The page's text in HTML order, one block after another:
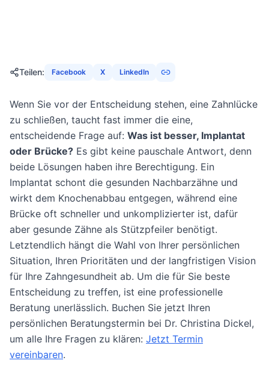
Teilen: Facebook X LinkedIn
Wenn Sie vor der Entscheidung stehen, eine Zahnlücke
zu schließen, taucht fast immer die eine,
entscheidende Frage auf: Was ist besser, Implantat
oder Brücke? Es gibt keine pauschale Antwort, denn
beide Lösungen haben ihre Berechtigung. Ein
Implantat schont die gesunden Nachbarzähne und
wirkt dem Knochenabbau entgegen, während eine
Brücke oft schneller und unkomplizierter ist, dafür
aber gesunde Zähne als Stützpfeiler benötigt.
Letztendlich hängt die Wahl von Ihrer persönlichen
Situation, Ihren Prioritäten und der langfristigen Vision
für Ihre Zahngesundheit ab. Um die für Sie beste
Entscheidung zu treffen, ist eine professionelle
Beratung unerlässlich. Buchen Sie jetzt Ihren
persönlichen Beratungstermin bei Dr. Christina Dickel,
um alle Ihre Fragen zu klären: Jetzt Termin
vereinbaren.